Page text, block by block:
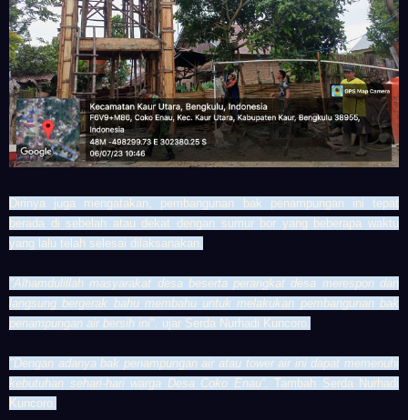
Dirinya juga mengatakan, pembangunan bak penampungan ini tepat
berada di sebelah atau dekat dengan sumur bor yang beberapa waktu
yang lalu telah selesai dilaksanakan.
"Alhamdulillah masyarakat desa beserta perangkat desa merespon dan
langsung bergerak bahu membahu untuk melakukan pembangunan bak
penampungan air bersih ini". ujar Serda Nurhadi Kuncoro
"Dengan adanya bak penampungan air atau tower air ini dapat memenuhi
kebutuhan sehari-hari warga Desa Coko Enau”. Tambah Serda Nurhadi
Kuncoro